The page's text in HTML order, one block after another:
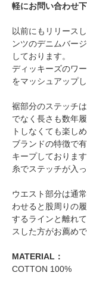
軽にお問い合わせ下
以前にもリリース
ンツのデニムバー
しております。
ディッキーズのワ
をマッシュアップ
裾部分のステッチ
でなく長さも数年
トしなくても楽しめ
ブランドの特徴で
キープしておりま
糸でステッチが入
ウエスト部分は通
わせると股周りの
するラインと離れ
スした方がお薦めで
MATERIAL：
COTTON 100%